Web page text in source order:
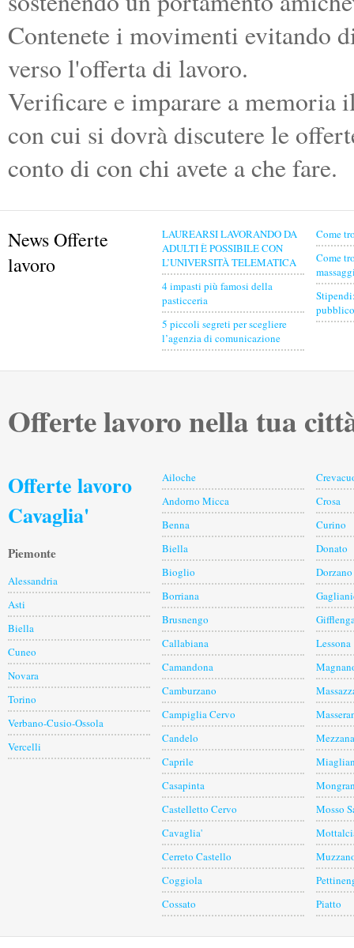
Contenete i movimenti evitando
verso l'offerta di lavoro.
Verificare e imparare a memoria
con cui si dovrà discutere le
conto di con chi avete a che fare.
News Offerte
lavoro
LAUREARSI LAVORANDO DA
ADULTI È POSSIBILE CON
L’UNIVERSITÀ TELEMATICA
4 impasti più famosi della
pasticceria
5 piccoli segreti per scegliere
l’agenzia di comunicazione
Come
Come
Offerte lavoro nella tua
Offerte lavoro
Cavaglia'
Piemonte
Alessandria
Asti
Biella
Cuneo
Novara
Torino
Verbano-Cusio-Ossola
Vercelli
Ailoche
Andorno Micca
Benna
Biella
Bioglio
Borriana
Brusnengo
Callabiana
Camandona
Camburzano
Campiglia Cervo
Candelo
Caprile
Casapinta
Castelletto Cervo
Cavaglia'
Cerreto Castello
Coggiola
Cossato
Crosa
Curino
Donato
Dorzano
Lessona
Mosso
Piatto